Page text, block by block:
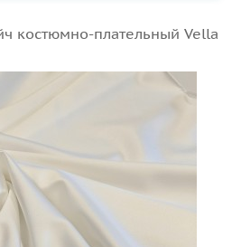
костюмно-плательный Vella